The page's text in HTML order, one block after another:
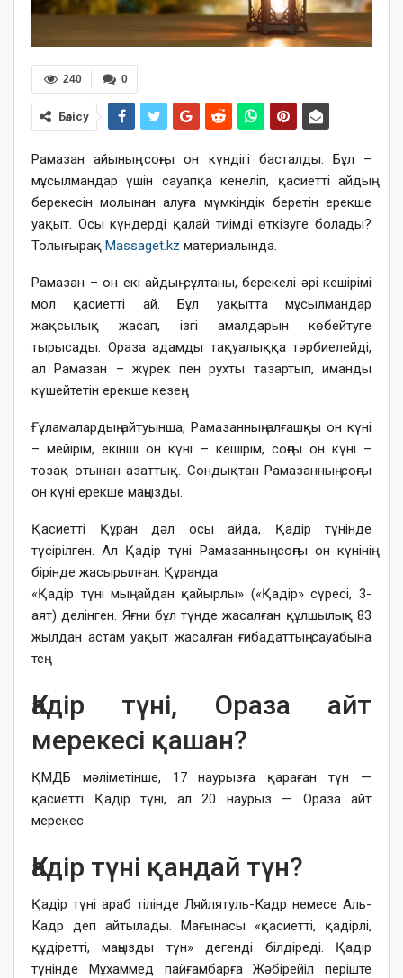
0
240
Бөлісу
Рамазан айының соңғы он күндігі басталды. Бұл –
мұсылмандар үшін сауапқа кенеліп, қасиетті айдың
берекесін молынан алуға мүмкіндік беретін ерекше
уақыт. Осы күндерді қалай тиімді өткізуге болады?
Толығырақ Massaget.kz материалында.
Рамазан – он екі айдың сұлтаны, берекелі әрі кешірімі
мол қасиетті ай. Бұл уақытта мұсылмандар
жақсылық жасап, ізгі амалдарын көбейтуге
тырысады. Ораза адамды тақуалыққа тәрбиелейді,
ал Рамазан – жүрек пен рухты тазартып, иманды
күшейтетін ерекше кезең.
Ғұламалардың айтуынша, Рамазанның алғашқы он күні
– мейірім, екінші он күні – кешірім, соңғы он күні –
тозақ отынан азаттық. Сондықтан Рамазанның соңғы
он күні ерекше маңызды.
Қасиетті Құран дәл осы айда, Қадір түнінде
түсірілген. Ал Қадір түні Рамазанның соңғы он күнінің
бірінде жасырылған. Құранда:
«Қадір түні мың айдан қайырлы» («Қадір» сүресі, 3-
аят) делінген. Яғни бұл түнде жасалған құлшылық 83
жылдан астам уақыт жасалған ғибадаттың сауабына
тең.
Қадір түні, Ораза айт
мерекесі қашан?
ҚМДБ мәліметінше, 17 наурызға қараған түн —
қасиетті Қадір түні, ал 20 наурыз — Ораза айт
мерекес
Қадір түні қандай түн?
Қадір түні араб тілінде Ляйлятуль-Кадр немесе Аль-
Кадр деп айтылады. Мағынасы «қасиетті, қадірлі,
құдіретті, маңызды түн» дегенді білдіреді. Қадір
түнінде Мұхаммед пайғамбарға Жәбірейіл періште